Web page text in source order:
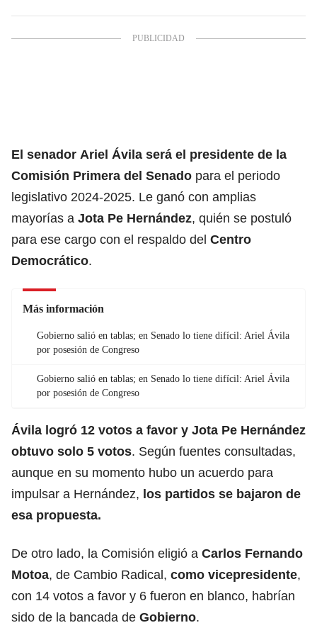
El senador Ariel Ávila será el presidente de la
Comisión Primera del Senado para el periodo
legislativo 2024-2025. Le ganó con amplias
mayorías a Jota Pe Hernández, quién se postuló
para ese cargo con el respaldo del Centro
Democrático.
Más información
Gobierno salió en tablas; en Senado lo tiene difícil: Ariel Ávila
por posesión de Congreso
Gobierno salió en tablas; en Senado lo tiene difícil: Ariel Ávila
por posesión de Congreso
Ávila logró 12 votos a favor y Jota Pe Hernández
obtuvo solo 5 votos. Según fuentes consultadas,
aunque en su momento hubo un acuerdo para
impulsar a Hernández, los partidos se bajaron de
esa propuesta.
De otro lado, la Comisión eligió a Carlos Fernando
Motoa, de Cambio Radical, como vicepresidente,
con 14 votos a favor y 6 fueron en blanco, habrían
sido de la bancada de Gobierno.